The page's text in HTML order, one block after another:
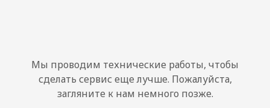
Мы проводим технические работы, чтобы
сделать сервис еще лучше. Пожалуйста,
загляните к нам немного позже.